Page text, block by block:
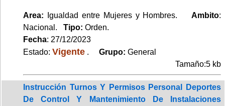
Area: Igualdad entre Mujeres y Hombres. Ambito:
Nacional. Tipo: Orden.
Fecha: 27/12/2023
Estado: Vigente . Grupo: General
Tamaño:5 kb
Instrucción Turnos Y Permisos Personal Deportes
De Control Y Mantenimiento De Instalaciones